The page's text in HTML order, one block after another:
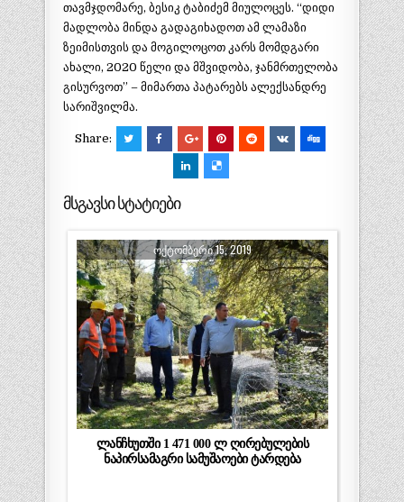
თავმჯდომარე, ბესიკ ტაბიძემ მიულოცეს. “დიდი
მადლობა მინდა გადაგიხადოთ ამ ლამაზი
ზეიმისთვის და მოგილოცოთ კარს მომდგარი
ახალი, 2020 წელი და მშვიდობა, ჯანმრთელობა
გისურვოთ” – მიმართა პატარებს ალექსანდრე
სარიშვილმა.
Share:
მსგავსი სტატიები
ᲝᲥᲢᲝᲛᲑᲔᲠᲘ 15, 2019
ლანჩხუთში 1 471 000 ლ ღირებულების
ნაპირსამაგრი სამუშაოები ტარდება